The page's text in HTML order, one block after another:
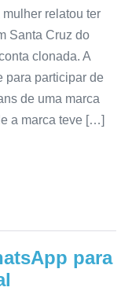
relatou ter
Santa Cruz do
clonada. A
para participar de
de uma marca
a marca teve […]
para